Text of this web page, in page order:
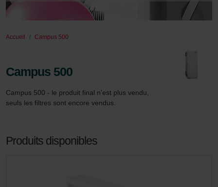
Accueil Campus 500
Campus 500
Campus 500 - le produit final n'est plus vendu,
seuls les filtres sont encore vendus.
Produits disponibles